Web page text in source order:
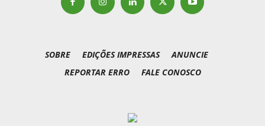
SOBRE EDIÇÕES IMPRESSAS
ANUNCIE
REPORTAR ERRO
FALE CONOSCO